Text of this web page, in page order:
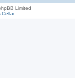
Limited
Cellar